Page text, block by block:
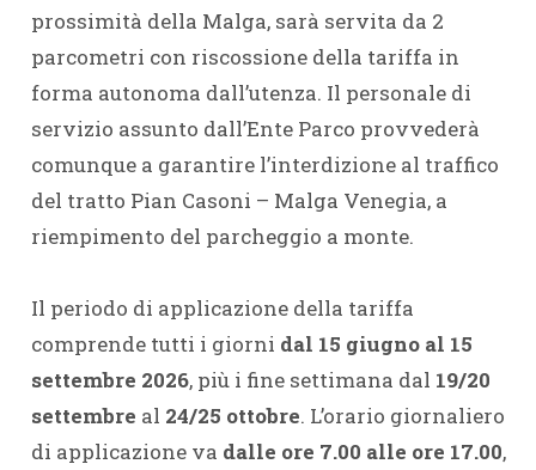
prossimità della Malga, sarà servita da 2
parcometri con riscossione della tariffa in
forma autonoma dall’utenza. Il personale di
servizio assunto dall’Ente Parco provvederà
comunque a garantire l’interdizione al traffico
del tratto Pian Casoni – Malga Venegia, a
riempimento del parcheggio a monte.
Il periodo di applicazione della tariffa
comprende tutti i giorni dal 15 giugno al 15
settembre 2026, più i fine settimana dal 19/20
settembre al 24/25 ottobre. L’orario giornaliero
di applicazione va dalle ore 7.00 alle ore 17.00,